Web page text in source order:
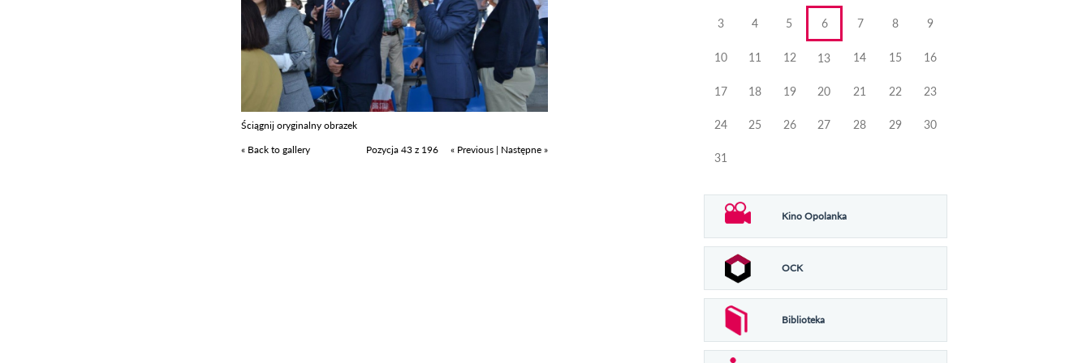
Ściągnij oryginalny obrazek
« Back to gallery
Pozycja 43 z 196 « Previous | Następne »
3 4 5 6 7 8 9
10 11 12 13 14 15 16
17 18 19 20 21 22 23
24 25 26 27 28 29 30
31
Kino Opolanka
OCK
Biblioteka